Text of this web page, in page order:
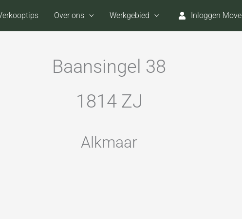
Over ons Werkgebied Inloggen Move
Baansingel 38
1814 ZJ
Alkmaar